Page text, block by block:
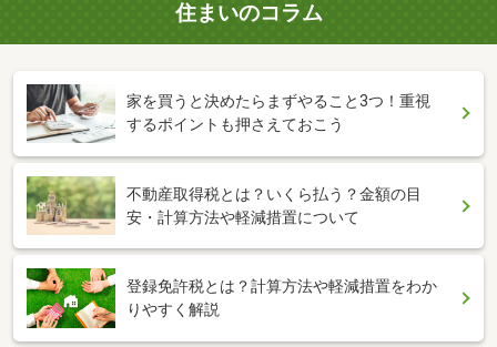
住まいのコラム
家を買うと決めたらまずやること3つ！重視
するポイントも押さえておこう
不動産取得税とは？いくら払う？金額の目
安・計算方法や軽減措置について
登録免許税とは？計算方法や軽減措置をわか
りやすく解説